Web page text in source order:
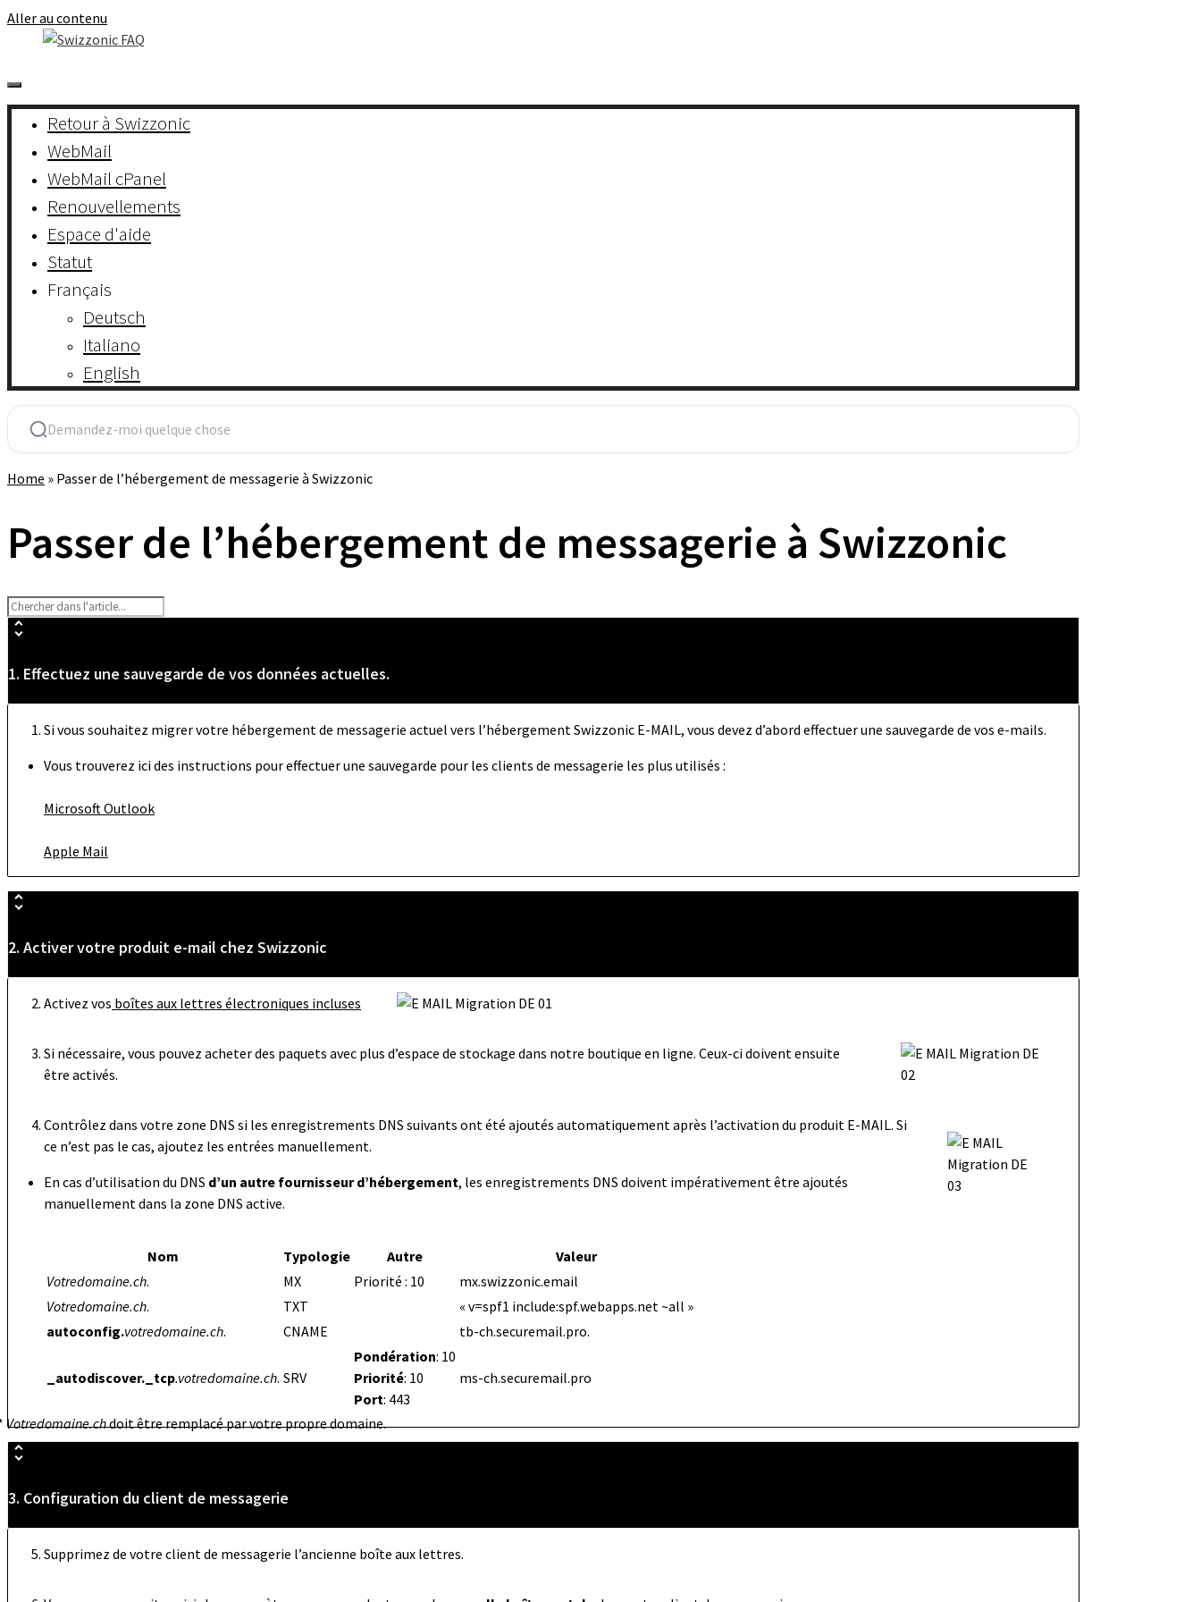
Aller au contenu
Retour à Swizzonic
WebMail
WebMail cPanel
Renouvellements
Espace d'aide
Statut
Français
Deutsch
Italiano
English
Home » Passer de l’hébergement de messagerie à Swizzonic
Passer de l’hébergement de messagerie à Swizzonic
1. Effectuez une sauvegarde de vos données actuelles.
Si vous souhaitez migrer votre hébergement de messagerie actuel vers l’hébergement Swizzonic E-MAIL, vous devez d’abord effectuer une sauvegarde de vos e-mails.
Vous trouverez ici des instructions pour effectuer une sauvegarde pour les clients de messagerie les plus utilisés :
Microsoft Outlook
Apple Mail
2. Activer votre produit e-mail chez Swizzonic
Activez vos boîtes aux lettres électroniques incluses
Si nécessaire, vous pouvez acheter des paquets avec plus d’espace de stockage dans notre boutique en ligne. Ceux-ci doivent ensuite
être activés.
Contrôlez dans votre zone DNS si les enregistrements DNS suivants ont été ajoutés automatiquement après l’activation du produit E-MAIL. Si
ce n’est pas le cas, ajoutez les entrées manuellement.
En cas d’utilisation du DNS d’un autre fournisseur d’hébergement, les enregistrements DNS doivent impérativement être ajoutés
manuellement dans la zone DNS active.
Nom Typologie Autre
Valeur
Votredomaine.ch. MX Priorité : 10
mx.swizzonic.email
Votredomaine.ch. TXT
« v=spf1 include:spf.webapps.net ~all »
autoconfig.votredomaine.ch. CNAME tb-ch.securemail.pro.
_autodiscover._tcp.votredomaine.ch. SRV
Pondération: 10
Priorité: 10
Port: 443
ms-ch.securemail.pro
Votredomaine.chdoit être remplacé par votre propre domaine.
3. Configuration du client de messagerie
Supprimez de votre client de messagerie l’ancienne boîte aux lettres.